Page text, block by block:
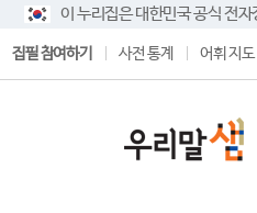
이 누리집은 대한민국 공식 전
집필 참여하기 사전 통계 어휘 지도